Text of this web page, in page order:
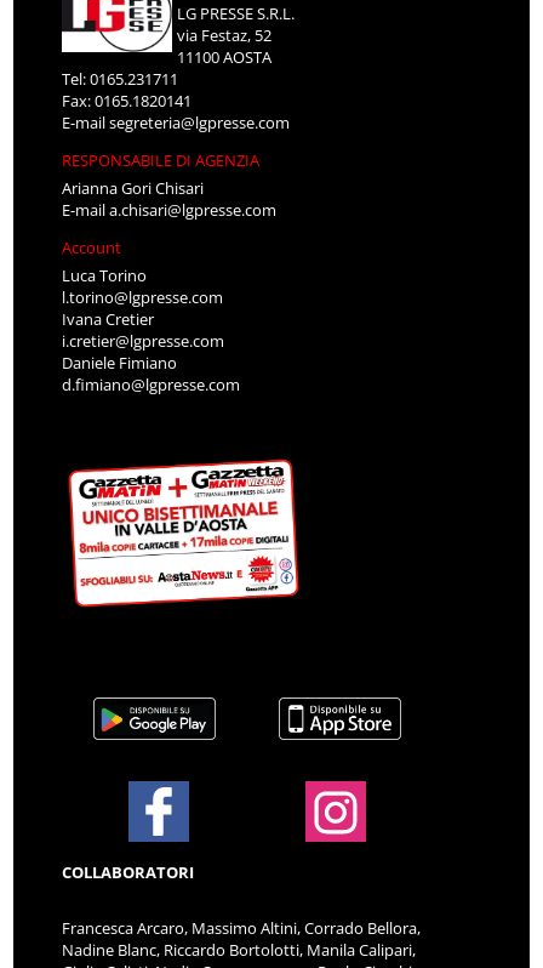
LG PRESSE S.R.L.
via Festaz, 52
11100 AOSTA
Tel: 0165.231711
Fax: 0165.1820141
E-mailsegreteria@lgpresse.com
RESPONSABILE DI AGENZIA
Arianna Gori Chisari
E-maila.chisari@lgpresse.com
Account
Luca Torino
l.torino@lgpresse.com
Ivana Cretier
i.cretier@lgpresse.com
Daniele Fimiano
d.fimiano@lgpresse.com
COLLABORATORI
Francesca Arcaro, Massimo Altini, Corrado Bellora,
Nadine Blanc, Riccardo Bortolotti, Manila Calipari,